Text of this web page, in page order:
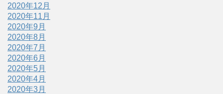
2020年12月
2020年11月
2020年9月
2020年8月
2020年7月
2020年6月
2020年5月
2020年4月
2020年3月